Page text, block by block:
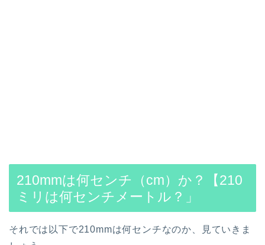
210mmは何センチ（cm）か？【210
ミリは何センチメートル？」
それでは以下で210mmは何センチなのか、見ていきま